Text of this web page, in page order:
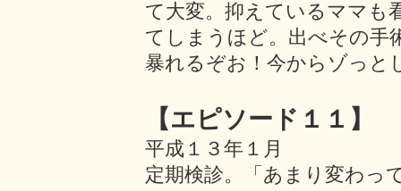
て大変。抑えているママも
てしまうほど。出べその手
暴れるぞお！今からゾっと
【エピソード１１】
平成１３年１月
定期検診。「あまり変わっ